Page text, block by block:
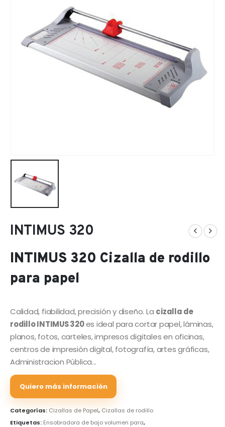
INTIMUS 320
INTIMUS 320 Cizalla de rodillo
para papel
Calidad, fiabilidad, precisión y diseño. La cizalla de
rodillo INTIMUS 320es ideal para cortar papel, láminas,
planos, fotos, carteles, impresos digitales en oficinas,
centros de impresión digital, fotografía, artes gráficas,
Administracion Pública…
Quiero más información
Categorías: Cizallas de Papel, Cizallas de rodillo
Etiquetas: Ensobradora de bajo volumen para,